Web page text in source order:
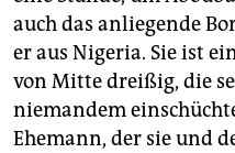
epaper login
auch das anliegende
er aus Nigeria. Sie ist
von Mitte dreißig, die
niemandem
Ehemann, der sie und